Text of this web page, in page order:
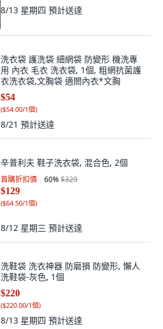
8/13 星期四 預計送達
洗衣袋 護洗袋 細網袋 防變形 機洗專
用 內衣 毛衣 洗衣袋, 1個, 粗網抗菌護
衣洗衣袋,文胸袋 適閤內衣*文胸
$54
($54.00/1個)
8/21 預計送達
辛普利夫 鞋子洗衣袋, 混合色, 2個
首購折扣價 60%$329
$129
($64.50/1個)
8/12 星期三 預計送達
洗鞋袋 洗衣神器 防磨損 防變形, 懶人
洗鞋袋-灰色, 1個
$220
($220.00/1個)
8/13 星期四 預計送達